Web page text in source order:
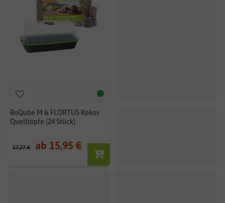
BoQube M & FLORTUS Kokos
Quelltöpfe (24 Stück)
17,27 € ab 15,95 €